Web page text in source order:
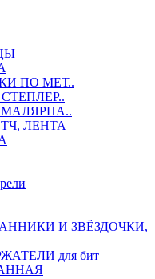
ПО МЕТ..
ЛЕНТА
И ЗВЁЗДОЧКИ,
для бит